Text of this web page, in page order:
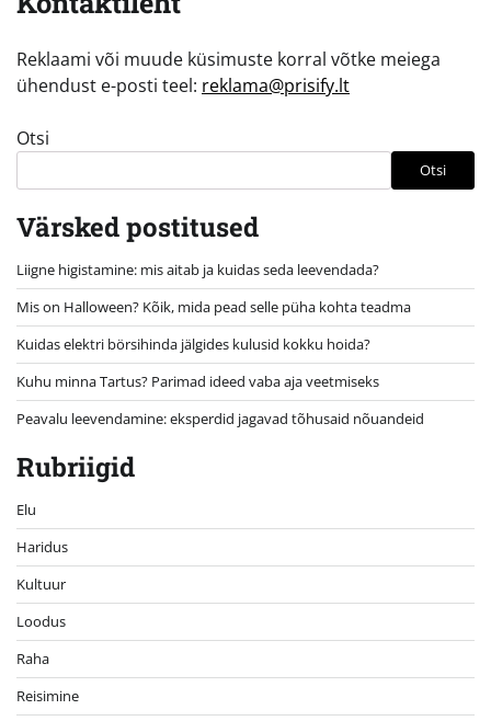
Reklaami või muude küsimuste korral võtke meiega
ühendust e-posti teel: reklama@prisify.lt
Otsi
Otsi
Värsked postitused
Liigne higistamine: mis aitab ja kuidas seda leevendada?
Mis on Halloween? Kõik, mida pead selle püha kohta teadma
Kuidas elektri börsihinda jälgides kulusid kokku hoida?
Kuhu minna Tartus? Parimad ideed vaba aja veetmiseks
Peavalu leevendamine: eksperdid jagavad tõhusaid nõuandeid
Rubriigid
Elu
Haridus
Kultuur
Loodus
Raha
Reisimine